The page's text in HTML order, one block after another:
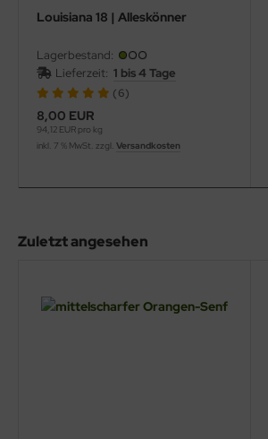
Louisiana 18 | Alleskönner
Lagerbestand:
Lieferzeit: 1 bis 4 Tage
(6)
8,00 EUR
94,12 EUR pro kg
inkl. 7 % MwSt. zzgl. Versandkosten
Zuletzt angesehen